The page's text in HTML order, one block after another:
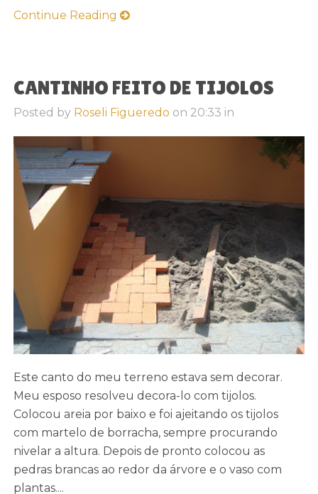
Continue Reading
CANTINHO FEITO DE TIJOLOS
Posted by Roseli Figueredo on 20:33 in
Este canto do meu terreno estava sem decorar.
Meu esposo resolveu decora-lo com tijolos.
Colocou areia por baixo e foi ajeitando os tijolos
com martelo de borracha, sempre procurando
nivelar a altura. Depois de pronto colocou as
pedras brancas ao redor da árvore e o vaso com
plantas....